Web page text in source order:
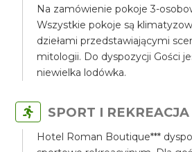
Na zamówienie pokoje 3-
Wszystkie pokoje są
dziełami przedstawiającymi
mitologii. Do dyspozycji Gości
niewielka lodówka.
SPORT I REKREACJA
Hotel Roman Boutique***